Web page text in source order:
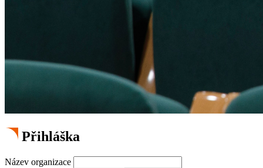
Přihláška
Název organizace